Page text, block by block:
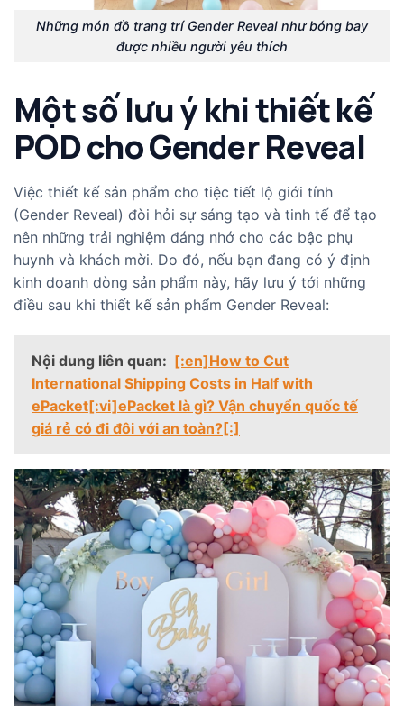
Những món đồ trang trí Gender Reveal như bóng bay
được nhiều người yêu thích
Một số lưu ý khi thiết kế
POD cho Gender Reveal
Việc thiết kế sản phẩm cho tiệc tiết lộ giới tính
(Gender Reveal) đòi hỏi sự sáng tạo và tinh tế để tạo
nên những trải nghiệm đáng nhớ cho các bậc phụ
huynh và khách mời. Do đó, nếu bạn đang có ý định
kinh doanh dòng sản phẩm này, hãy lưu ý tới những
điều sau khi thiết kế sản phẩm Gender Reveal:
Nội dung liên quan: [:en]How to Cut
International Shipping Costs in Half with
ePacket[:vi]ePacket là gì? Vận chuyển quốc tế
giá rẻ có đi đôi với an toàn?[:]